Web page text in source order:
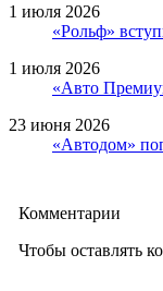
1 июля 2026
«Рольф»
1 июля 2026
«Авто
23 июня 2026
«Автодом»
Комментарии
Чтобы оставлять